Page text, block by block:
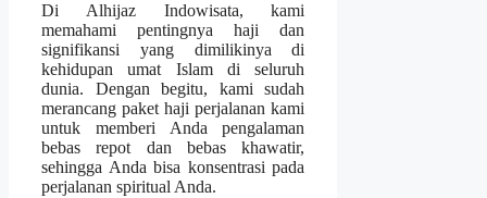
Di Alhijaz Indowisata, kami
memahami pentingnya haji dan
signifikansi yang dimilikinya di
kehidupan umat Islam di seluruh
dunia. Dengan begitu, kami sudah
merancang paket haji perjalanan kami
untuk memberi Anda pengalaman
bebas repot dan bebas khawatir,
sehingga Anda bisa konsentrasi pada
perjalanan spiritual Anda.